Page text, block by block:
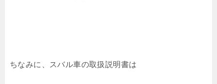
ちなみに、スバル車の取扱説明書は